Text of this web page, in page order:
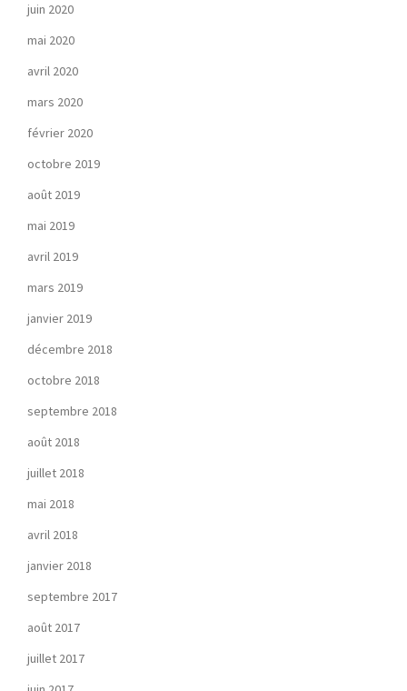
juin 2020
mai 2020
avril 2020
mars 2020
février 2020
octobre 2019
août 2019
mai 2019
avril 2019
mars 2019
janvier 2019
décembre 2018
octobre 2018
septembre 2018
août 2018
juillet 2018
mai 2018
avril 2018
janvier 2018
septembre 2017
août 2017
juillet 2017